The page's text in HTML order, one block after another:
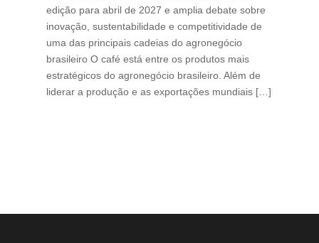
edição para abril de 2027 e amplia debate sobre
inovação, sustentabilidade e competitividade de
uma das principais cadeias do agronegócio
brasileiro O café está entre os produtos mais
estratégicos do agronegócio brasileiro. Além de
liderar a produção e as exportações mundiais […]